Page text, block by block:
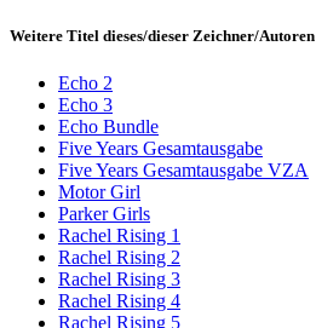
Weitere Titel dieses/dieser Zeichner/Autoren
Echo 2
Echo 3
Echo Bundle
Five Years Gesamtausgabe
Five Years Gesamtausgabe VZA
Motor Girl
Parker Girls
Rachel Rising 1
Rachel Rising 2
Rachel Rising 3
Rachel Rising 4
Rachel Rising 5